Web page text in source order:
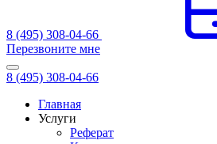
8 (495) 308-04-66
Перезвоните мне
8 (495) 308-04-66
Главная
Услуги
Реферат